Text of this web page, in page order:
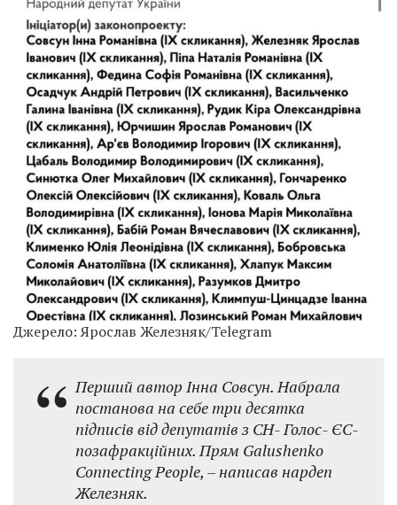
Джерело: Ярослав Железняк/Telegram
Перший автор Інна Совсун. Набрала
постанова на себе три десятка
підписів від депутатів з СН- Голос- ЄС-
позафракційних. Прям Galushenko
Connecting People, – написав нардеп
Железняк.